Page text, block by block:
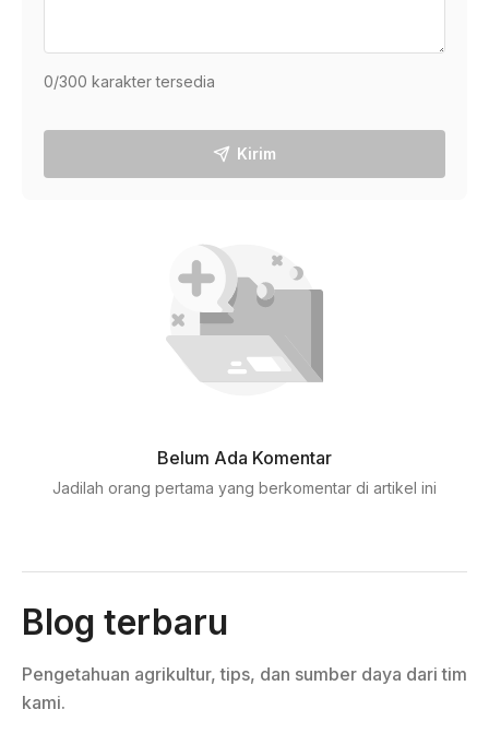
0/300 karakter tersedia
Kirim
Belum Ada Komentar
Jadilah orang pertama yang berkomentar di artikel ini
Blog terbaru
Pengetahuan agrikultur, tips, dan sumber daya dari tim
kami.